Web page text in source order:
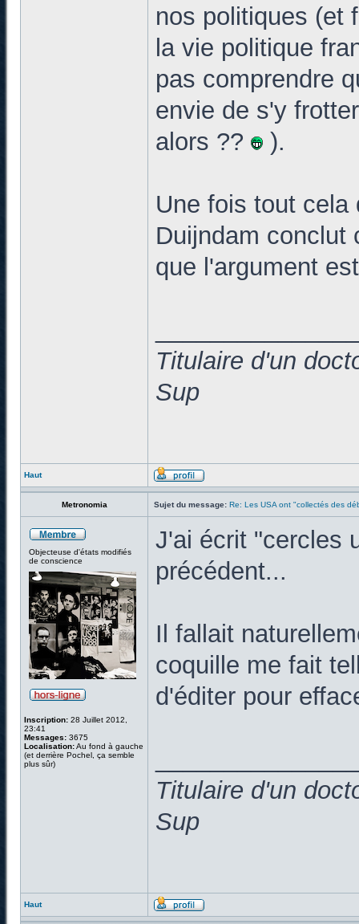
nos politiques (et
la vie politique
pas comprendre
envie de s'y
alors ??
).
Une fois tout
Duijndam conclut
que l'argument
Titulaire d'un
Sup
Haut
Metronomia Sujet du message: Re: Les USA ont "collectés des
Objecteuse d'états modifiés
de conscience
Inscription: 28 Juillet 2012,
23:41
Messages: 3675
Localisation:Au fond à gauche
(et derrière Pochel, ça semble
plus sûr)
J'ai écrit "cercles
précédent...
Il fallait
coquille me fait
d'éditer pour
Titulaire d'un
Sup
Haut